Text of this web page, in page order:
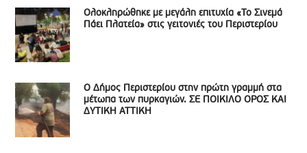
Ολοκληρώθηκε με μεγάλη επιτυχία «Το Σινεμά
Πάει Πλατεία» στις γειτονιές του Περιστερίου
Ο Δήμος Περιστερίου στην πρώτη γραμμή στα
μέτωπα των πυρκαγιών. ΣΕ ΠΟΙΚΙΛΟ ΟΡΟΣ ΚΑΙ
ΔΥΤΙΚΗ ΑΤΤΙΚΗ